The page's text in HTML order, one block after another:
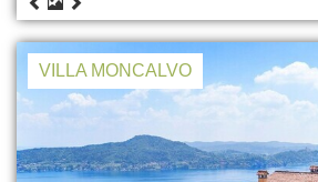
VILLA MONCALVO